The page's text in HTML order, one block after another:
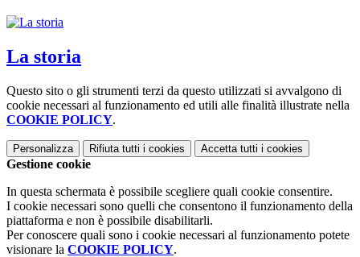
La storia
Questo sito o gli strumenti terzi da questo utilizzati si avvalgono di
cookie necessari al funzionamento ed utili alle finalità illustrate nella
COOKIE POLICY.
Personalizza Rifiuta tutti i cookies Accetta tutti i cookies
Gestione cookie
In questa schermata è possibile scegliere quali cookie consentire.
I cookie necessari sono quelli che consentono il funzionamento della
piattaforma e non è possibile disabilitarli.
Per conoscere quali sono i cookie necessari al funzionamento potete
visionare la COOKIE POLICY.